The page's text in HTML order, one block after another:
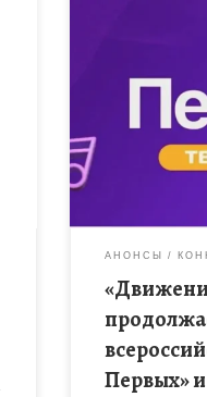
«Движение
участников в
«Хор Первых» и
Первых». Это
АНОНСЫ
Первых»